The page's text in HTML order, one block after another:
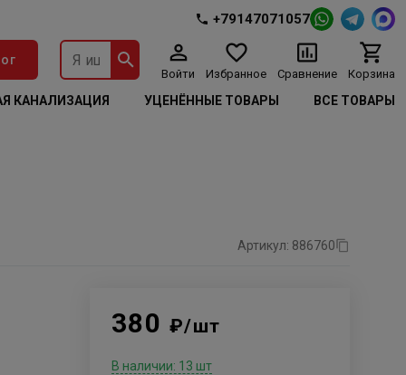
+79147071057
Войти Избранное Сравнение Корзина
КАНАЛИЗАЦИЯ УЦЕНЁННЫЕ ТОВАРЫ ВСЕ ТОВАРЫ
Артикул: 886760
380 ₽/шт
В наличии: 13 шт